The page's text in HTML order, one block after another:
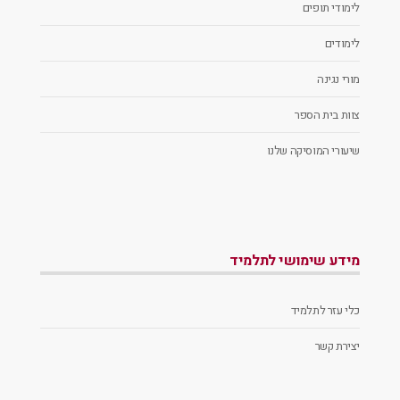
לימודי תופים
לימודים
מורי נגינה
צוות בית הספר
שיעורי המוסיקה שלנו
מידע שימושי לתלמיד
כלי עזר לתלמיד
יצירת קשר